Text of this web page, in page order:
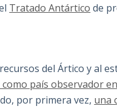
Tratado Antártico de
del Ártico y al
país observador
por primera vez, una